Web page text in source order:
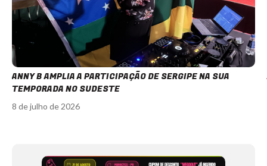
ANNY B AMPLIA A PARTICIPAÇÃO DE SERGIPE NA SUA
TEMPORADA NO SUDESTE
8 de julho de 2026